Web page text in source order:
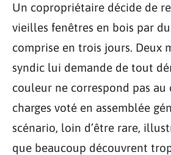
Un copropriétaire décide de
vieilles fenêtres en bois par
comprise en trois jours. Deux
syndic lui demande de tout
couleur ne correspond pas au
charges voté en assemblée
scénario, loin d’être rare,
que beaucoup découvrent